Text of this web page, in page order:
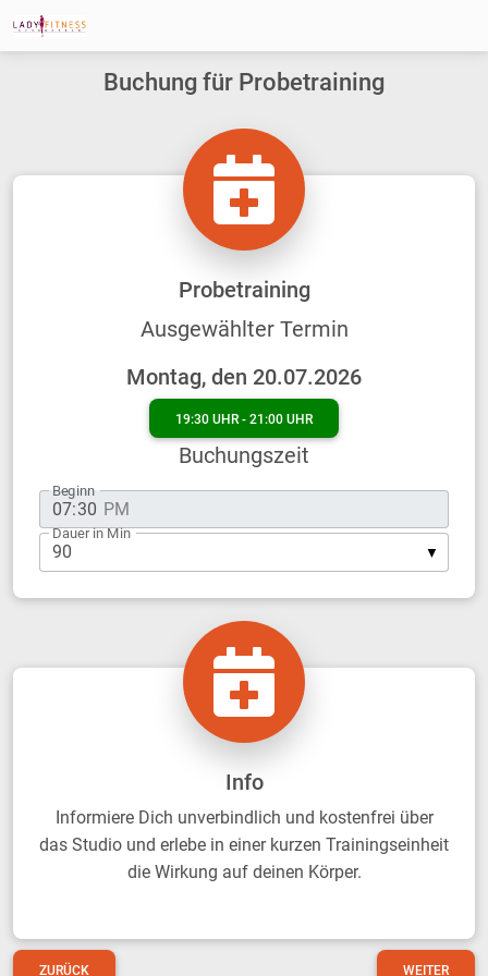
Buchung für Probetraining
Probetraining
Ausgewählter Termin
Montag, den 20.07.2026
19:30 UHR - 21:00 UHR
Buchungszeit
Beginn
Dauer in Min
Info
Informiere Dich unverbindlich und kostenfrei über
das Studio und erlebe in einer kurzen Trainingseinheit
die Wirkung auf deinen Körper.
ZURÜCK WEITER